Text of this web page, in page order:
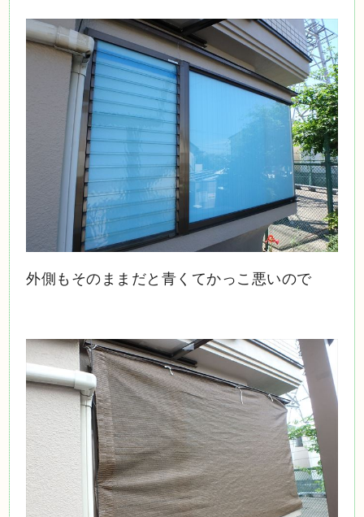
外側もそのままだと青くてかっこ悪いので